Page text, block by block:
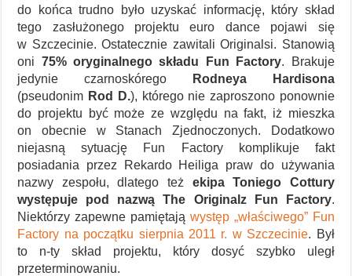
do końca trudno było uzyskać informację, który skład
tego zasłużonego projektu euro dance pojawi się
w Szczecinie. Ostatecznie zawitali Originalsi. Stanowią
oni 75% oryginalnego składu Fun Factory. Brakuje
jedynie czarnoskórego
Rodneya Hardisona
(pseudonim Rod D.), którego nie zaproszono ponownie
do projektu być może ze względu na fakt, iż mieszka
on obecnie w Stanach Zjednoczonych. Dodatkowo
niejasną sytuację Fun Factory komplikuje fakt
posiadania przez Rekardo Heiliga praw do używania
nazwy zespołu, dlatego też ekipa Toniego Cottury
występuje pod nazwą The Originalz Fun Factory.
Niektórzy zapewne pamiętają występ „właściwego” Fun
Factory na początku sierpnia 2011 r. w Szczecinie. Był
to n-ty skład projektu, który dosyć szybko uległ
przeterminowaniu.